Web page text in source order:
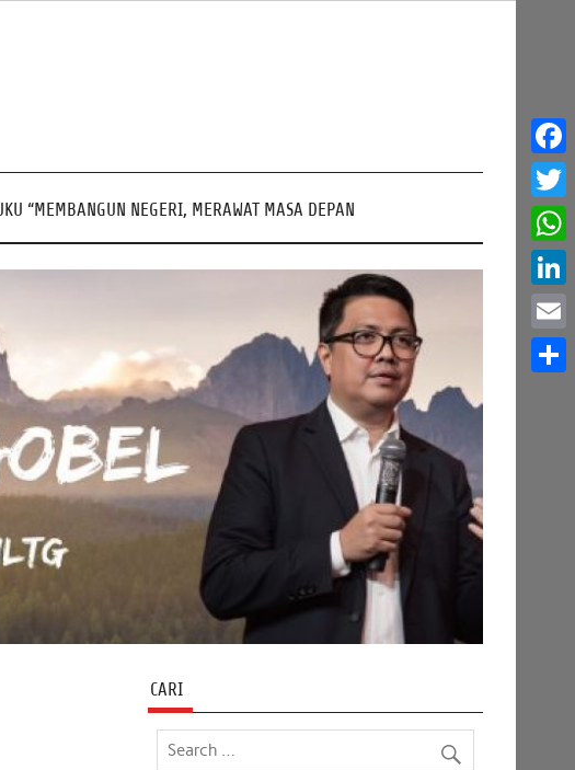
“MEMBANGUN NEGERI, MERAWAT MASA DEPAN
CARI
Email